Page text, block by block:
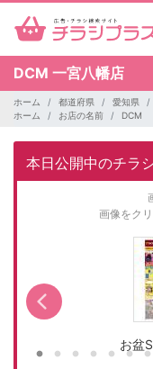
DCM 一宮八幡店
ホーム 都道府県 愛知県
ホーム
お店の名前 DCM
本日公開中のチラ
画像をク
お盆